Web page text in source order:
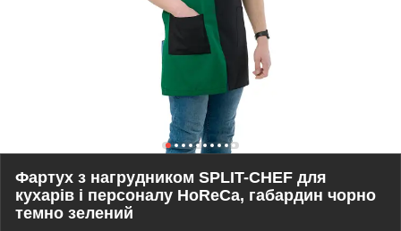
Фартух з нагрудником SPLIT-CHEF для
кухарів і персоналу HoReCa, габардин чорно
темно зелений